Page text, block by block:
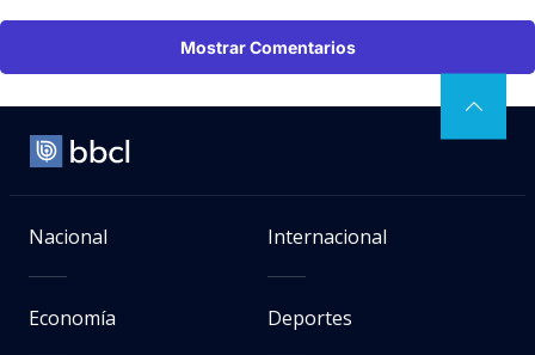
Mostrar Comentarios
Nacional Internacional
Economía Deportes